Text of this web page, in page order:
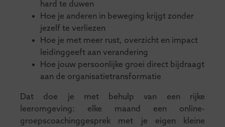
hard te duwen
Hoe je anderen in beweging krijgt zonder
jezelf te verliezen
Hoe je met meer rust, overzicht en impact
leidinggeeft aan verandering
Hoe jouw persoonlijke groei direct bijdraagt
aan de organisatietransformatie
Dat doe je met behulp van een rijke
leeromgeving: elke maand een online-
groepscoachinggesprek met je eigen kleine